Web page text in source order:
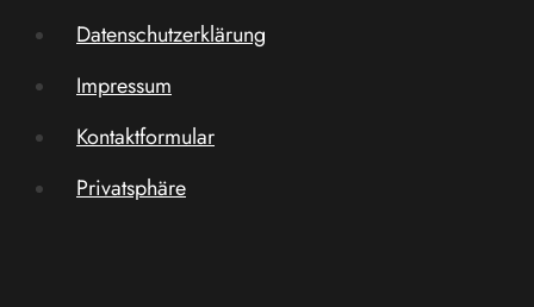
Datenschutzerklärung
Impressum
Kontaktformular
Privatsphäre